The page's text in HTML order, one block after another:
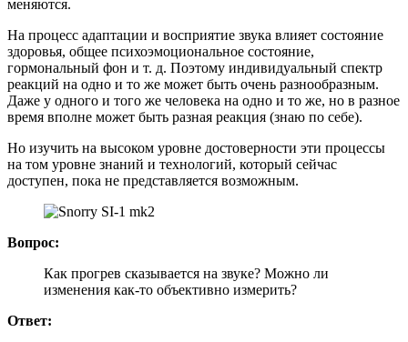
меняются.
На процесс адаптации и восприятие звука влияет состояние
здоровья, общее психоэмоциональное состояние,
гормональный фон и т. д. Поэтому индивидуальный спектр
реакций на одно и то же может быть очень разнообразным.
Даже у одного и того же человека на одно и то же, но в разное
время вполне может быть разная реакция (знаю по себе).
Но изучить на высоком уровне достоверности эти процессы
на том уровне знаний и технологий, который сейчас
доступен, пока не представляется возможным.
Вопрос:
Как прогрев сказывается на звуке? Можно ли
изменения как-то объективно измерить?
Ответ: